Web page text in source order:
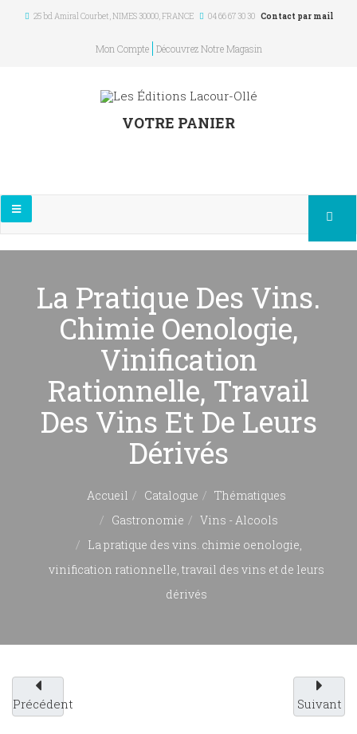
25 bd Amiral Courbet, NIMES 30000,FRANCE 04 66 67 30 30 Contact par mail
Mon Compte Découvrez Notre Magasin
VOTRE PANIER
La Pratique Des Vins.
Chimie Oenologie,
Vinification
Rationnelle, Travail
Des Vins Et De Leurs
Dérivés
Accueil Catalogue
Thématiques
Gastronomie
Vins - Alcools
La pratique des vins. chimie oenologie,
vinification rationnelle, travail des vins et de leurs
dérivés
Précédent Suivant